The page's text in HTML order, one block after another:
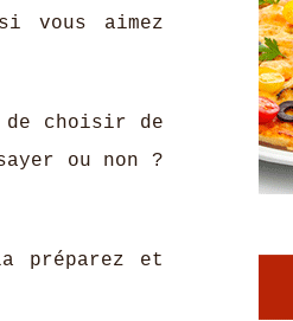
vous aimez
de choisir de
ou non ?
préparez et